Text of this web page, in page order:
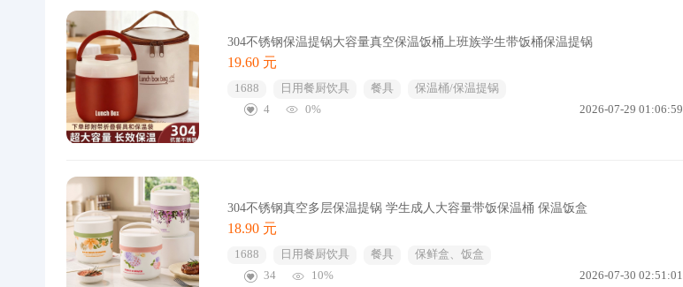
304不锈钢保温提锅大容量真空保温饭桶上班族学生带饭桶保温提锅
19.60 元
1688 日用餐厨饮具 餐具
保温桶/保温提锅
4
0% 2026-07-29 01:06:59
304不锈钢真空多层保温提锅 学生成人大容量带饭保温桶 保温饭盒
18.90 元
1688 日用餐厨饮具 餐具
保鲜盒、饭盒
34
10% 2026-07-30 02:51:01